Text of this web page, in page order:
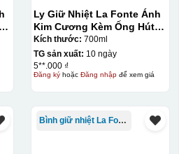
Ly Giữ Nhiệt La Fonte Ánh
Kim Cương Kèm Ống Hút-
700 ml-014687-GOL
Kích thước: 700ml
TG sản xuất: 10 ngày
5**.000 ₫
Đăng kýhoặc Đăng nhậpđể xem giá
Bình giữ nhiệt La Fonte